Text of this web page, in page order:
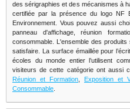
des sérigraphies et des mécanismes à
certifiée par la présence du logo NF
Environnement. Vous pouvez aussi
panneau d'affichage, réunion
consommable. L'ensemble des
satisfaire. La surface émaillée pour
écoles du monde entier l’utilisent
visiteurs de cette catégorie ont aussi
Réunion et Formation
Exposition et
Consommable